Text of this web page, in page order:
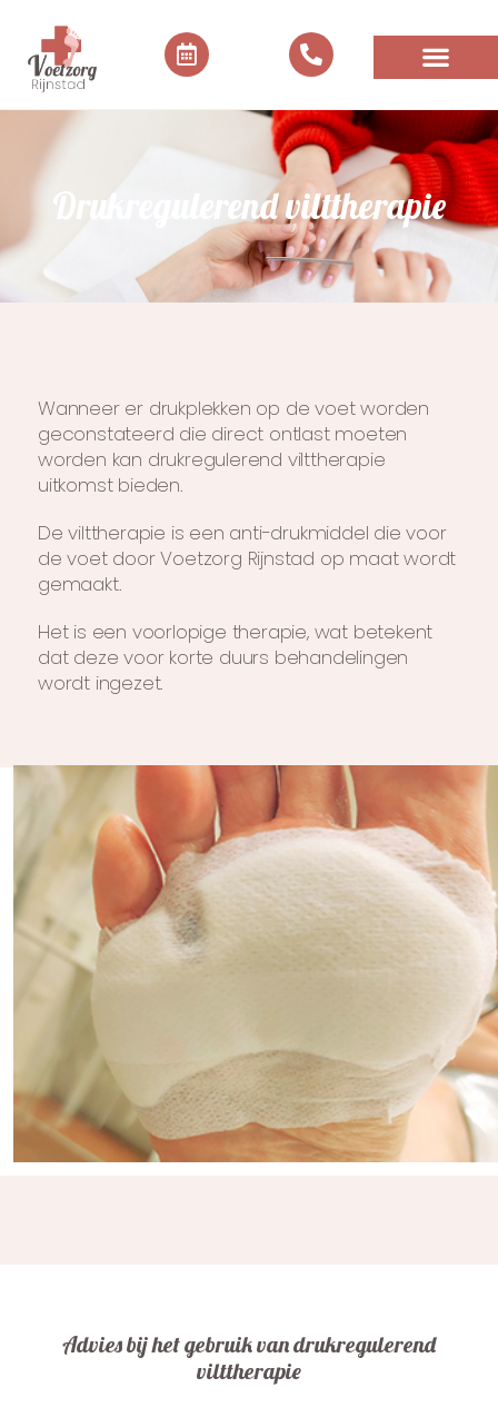
Drukregulerend vilttherapie
Wanneer er drukplekken op de voet worden
geconstateerd die direct ontlast moeten
worden kan drukregulerend vilttherapie
uitkomst bieden.
De vilttherapie is een anti-drukmiddel die voor
de voet door Voetzorg Rijnstad op maat wordt
gemaakt.
Het is een voorlopige therapie, wat betekent
dat deze voor korte duurs behandelingen
wordt ingezet.
Advies bij het gebruik van drukregulerend
vilttherapie